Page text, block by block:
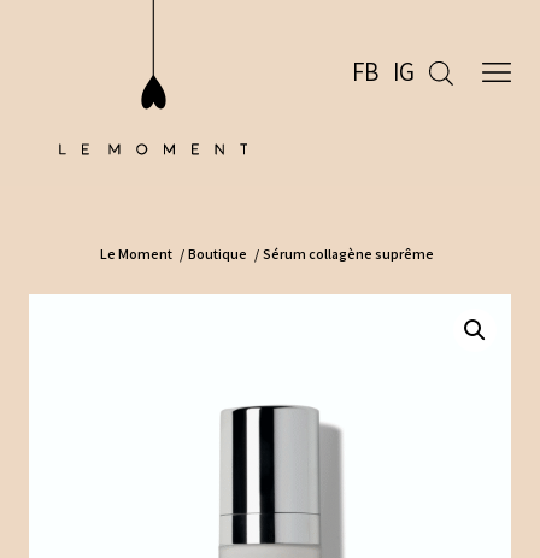
FB IG
Le Moment / Boutique / Sérum collagène suprême